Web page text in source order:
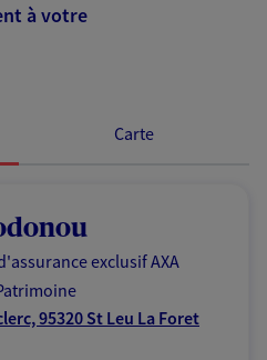
à votre
Carte
exclusif AXA
95320 St Leu La Foret